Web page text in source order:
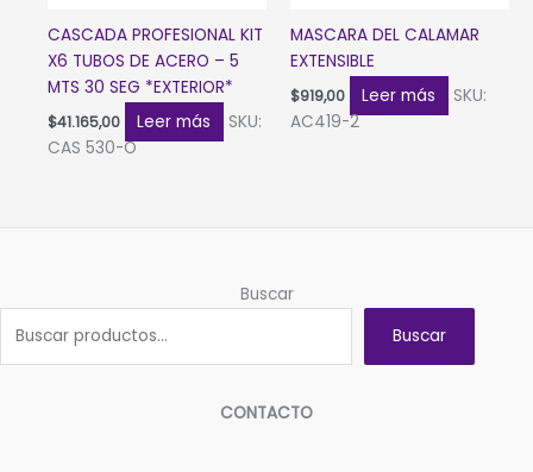
CASCADA PROFESIONAL KIT
X6 TUBOS DE ACERO – 5
MTS 30 SEG *EXTERIOR*
$41.165,00 Leer más
SKU:
CAS 530-O
MASCARA DEL CALAMAR
EXTENSIBLE
$919,00 Leer más
SKU:
AC419-2
Buscar
Buscar
CONTACTO